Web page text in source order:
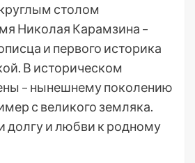
столом
Николая Карамзина –
и первого историка
В историческом
– нынешнему поколению
с великого земляка.
долгу и любви к родному